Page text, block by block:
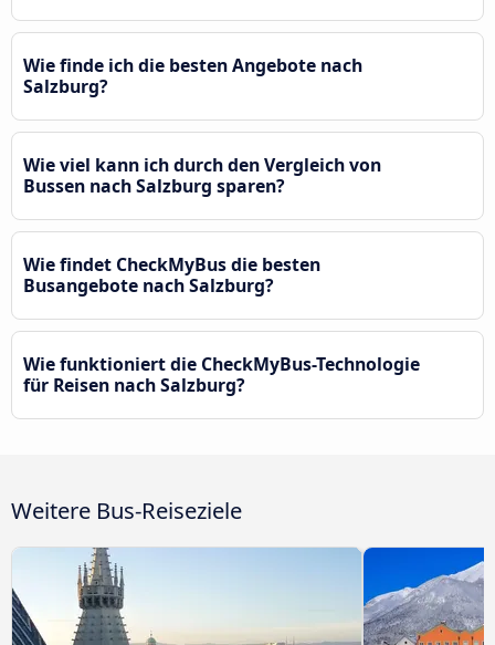
Wie finde ich die besten Angebote nach
Salzburg?
Wie viel kann ich durch den Vergleich von
Bussen nach Salzburg sparen?
Wie findet CheckMyBus die besten
Busangebote nach Salzburg?
Wie funktioniert die CheckMyBus-Technologie
für Reisen nach Salzburg?
Weitere Bus-Reiseziele